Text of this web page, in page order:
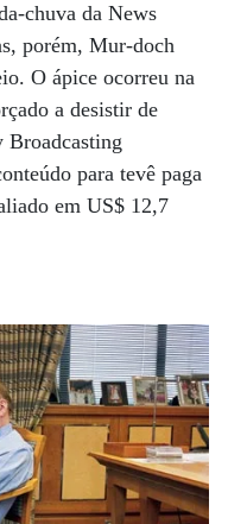
chuva da News
porém, Mur-doch
O ápice ocorreu na
a desistir de
Broadcasting
para tevê paga
em US$ 12,7